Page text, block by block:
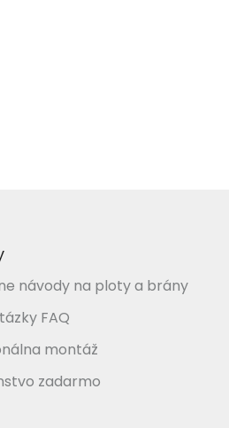
návody na ploty a brány
FAQ
montáž
zadarmo